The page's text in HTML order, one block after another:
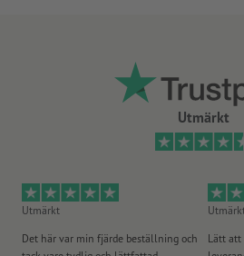
Utmärkt
Utmärkt
Det här var min fjärde beställning och
Lätt att